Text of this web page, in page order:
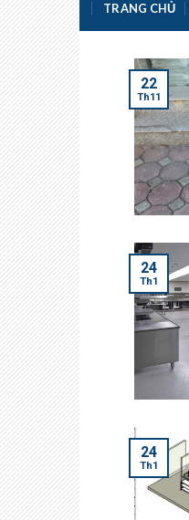
TRANG CHỦ
22
Th11
24
Th1
24
Th1